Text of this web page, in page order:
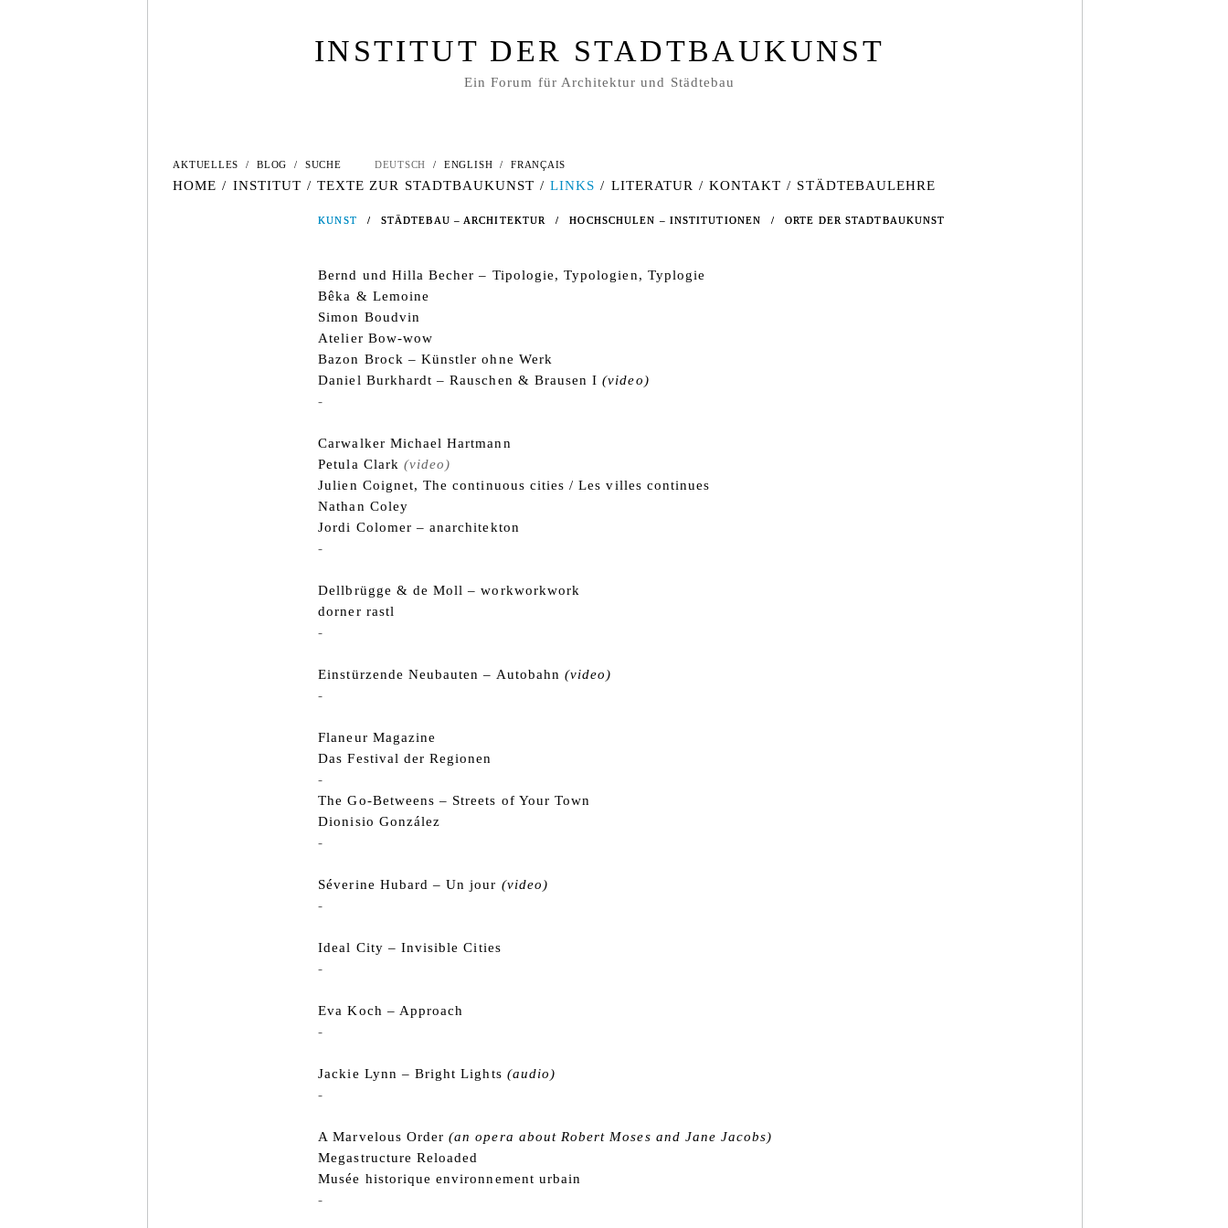
INSTITUT DER STADTBAUKUNST
Ein Forum für Architektur und Städtebau
AKTUELLES / BLOG / SUCHE DEUTSCH / ENGLISH / FRANÇAIS
HOME / INSTITUT / TEXTE ZUR STADTBAUKUNST / LINKS
KUNST / STÄDTEBAU – ARCHITEKTUR / HOCHSCHULEN – INSTITUTIONEN / ORTE DER STADTBAUKUNST
/ LITERATUR / KONTAKT / STÄDTEBAULEHRE
KUNST / STÄDTEBAU – ARCHITEKTUR / HOCHSCHULEN – INSTITUTIONEN / ORTE DER STADTBAUKUNST
Bernd und Hilla Becher – Tipologie, Typologien, Typlogie
Bêka & Lemoine
Simon Boudvin
Atelier Bow-wow
Bazon Brock – Künstler ohne Werk
Daniel Burkhardt – Rauschen & Brausen I (video)
-
Carwalker Michael Hartmann
Petula Clark (video)
Julien Coignet, The continuous cities / Les villes continues
Nathan Coley
Jordi Colomer – anarchitekton
-
Dellbrügge & de Moll – workworkwork
dorner rastl
-
Einstürzende Neubauten – Autobahn (video)
-
Flaneur Magazine
Das Festival der Regionen
-
The Go-Betweens – Streets of Your Town
Dionisio González
-
Séverine Hubard – Un jour (video)
-
Ideal City – Invisible Cities
-
Eva Koch – Approach
-
Jackie Lynn – Bright Lights (audio)
-
A Marvelous Order (an opera about Robert Moses and Jane Jacobs)
Megastructure Reloaded
Musée historique environnement urbain
-